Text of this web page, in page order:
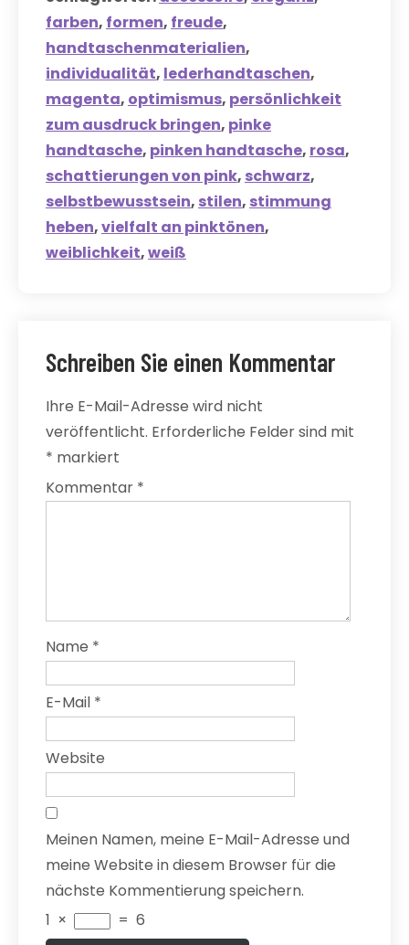
farben, formen, freude,
handtaschenmaterialien,
individualität, lederhandtaschen,
magenta, optimismus, persönlichkeit
zum ausdruck bringen, pinke
handtasche, pinken handtasche, rosa,
schattierungen von pink, schwarz,
selbstbewusstsein, stilen, stimmung
heben,vielfalt an pinktönen,
weiblichkeit,weiß
Schreiben Sie einen Kommentar
Ihre E-Mail-Adresse wird nicht
veröffentlicht. Erforderliche Felder sind mit
* markiert
Kommentar *
Name *
E-Mail *
Website
Meinen Namen, meine E-Mail-Adresse und
meine Website in diesem Browser für die
nächste Kommentierung speichern.
1 × = 6